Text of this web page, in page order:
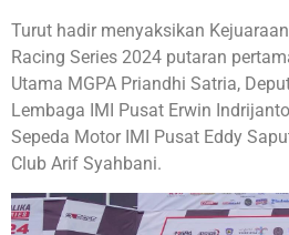
Turut hadir menyaksikan
Racing Series 2024 putaran
Utama MGPA Priandhi Satria,
Lembaga IMI Pusat Erwin
Sepeda Motor IMI Pusat Eddy
Club Arif Syahbani.